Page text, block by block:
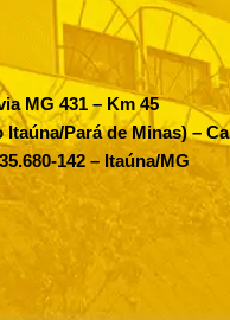
MG 431 – Km 45
Itaúna/Pará de Minas) –
142 – Itaúna/MG